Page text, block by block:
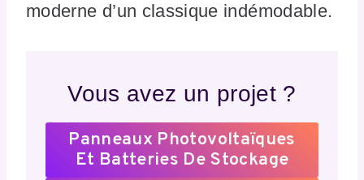
moderne d’un classique indémodable.
Vous avez un projet ?
Panneaux Photovoltaïques
Et Batteries De Stockage